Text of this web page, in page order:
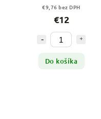
€9,76 bez DPH
€12
Do košíka